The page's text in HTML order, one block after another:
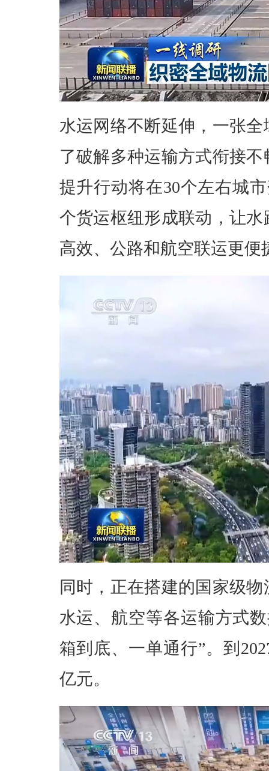
水运网络不断延伸，一张
了破解多种运输方式衔接
提升行动将在30个左右城
个货运枢纽形成联动，让
高效、公路和航空联运更便
同时，正在搭建的国家级
水运、航空等各运输方式
箱到底、一单通行”。到
亿元。